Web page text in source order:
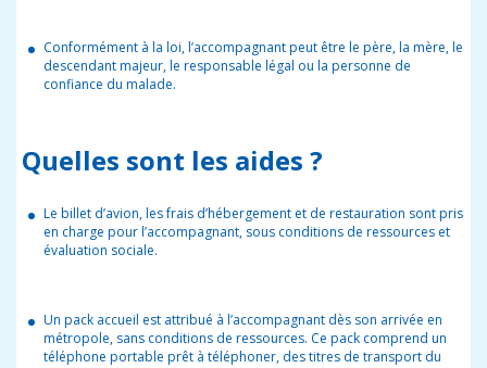
Conformément à la loi, l’accompagnant peut être le père, la mère, le
descendant majeur, le responsable légal ou la personne de
confiance du malade.
Quelles sont les aides ?
Le billet d’avion, les frais d’hébergement et de restauration sont pris
en charge pour l’accompagnant, sous conditions de ressources et
évaluation sociale.
Un pack accueil est attribué à l’accompagnant dès son arrivée en
métropole, sans conditions de ressources. Ce pack comprend un
téléphone portable prêt à téléphoner, des titres de transport du